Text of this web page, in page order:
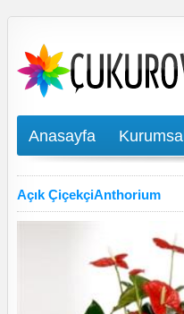
Anasayfa Kurumsal
Açık ÇiçekçiAnthorium